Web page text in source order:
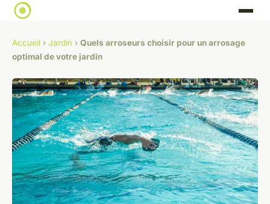
Accueil › Jardin › Quels arroseurs choisir pour un arrosage
optimal de votre jardin